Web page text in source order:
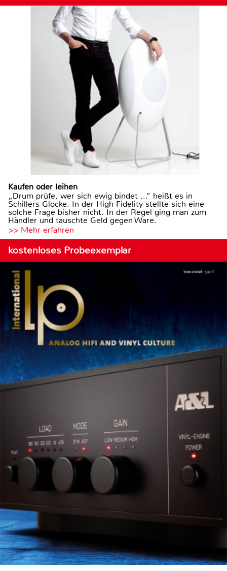
Kaufen oder leihen
„Drum prüfe, wer sich ewig bindet ...“ heißt es in
Schillers Glocke. In der High Fidelity stellte sich eine
solche Frage bisher nicht. In der Regel ging man zum
Händler und tauschte Geld gegen Ware.
>> Mehr erfahren
kostenloses Probeexemplar